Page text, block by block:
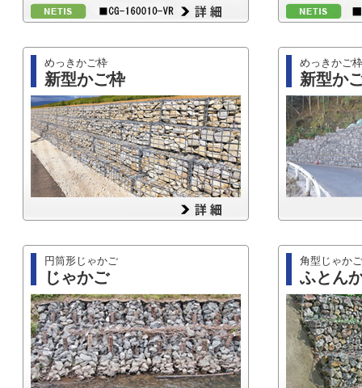
めっきかご枠
新型かご枠
めっきかご枠
新型か
円筒形じゃかご
じゃかご
角型じゃかご
ふとん